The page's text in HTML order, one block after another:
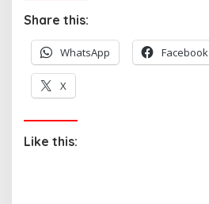
Share this:
WhatsApp Facebook
X
Like this: